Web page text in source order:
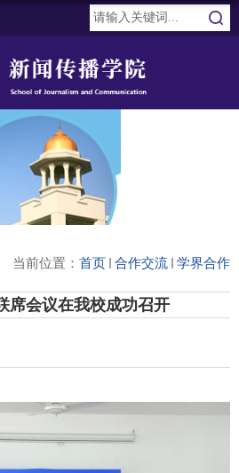
当前位置： 首页 合作交流 学界合作
席会议在我校成功召开